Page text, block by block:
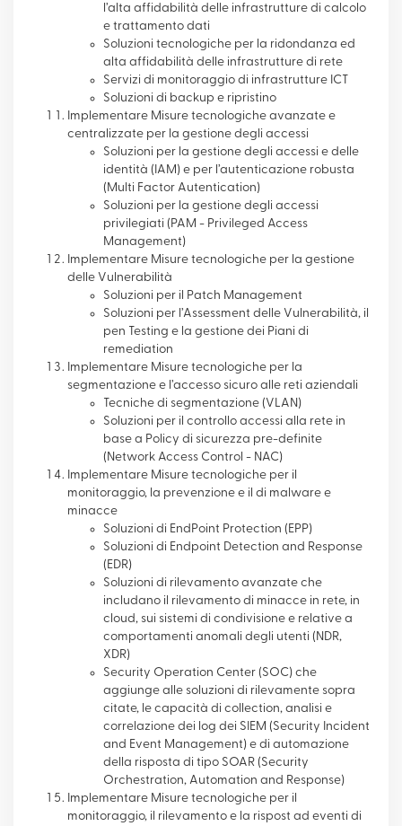
l’alta affidabilità delle infrastrutture di calcolo
e trattamento dati
Soluzioni tecnologiche per la ridondanza ed
alta affidabilità delle infrastrutture di rete
Servizi di monitoraggio di infrastrutture ICT
Soluzioni di backup e ripristino
Implementare Misure tecnologiche avanzate e
centralizzate per la gestione degli accessi
Soluzioni per la gestione degli accessi e delle
identità (IAM) e per l’autenticazione robusta
(Multi Factor Autentication)
Soluzioni per la gestione degli accessi
privilegiati (PAM - Privileged Access
Management)
Implementare Misure tecnologiche per la gestione
delle Vulnerabilità
Soluzioni per il Patch Management
Soluzioni per l’Assessment delle Vulnerabilità, il
pen Testing e la gestione dei Piani di
remediation
Implementare Misure tecnologiche per la
segmentazione e l’accesso sicuro alle reti aziendali
Tecniche di segmentazione (VLAN)
Soluzioni per il controllo accessi alla rete in
base a Policy di sicurezza pre-definite
(Network Access Control - NAC)
Implementare Misure tecnologiche per il
monitoraggio, la prevenzione e il di malware e
minacce
Soluzioni di EndPoint Protection (EPP)
Soluzioni di Endpoint Detection and Response
(EDR)
Soluzioni di rilevamento avanzate che
includano il rilevamento di minacce in rete, in
cloud, sui sistemi di condivisione e relative a
comportamenti anomali degli utenti (NDR,
XDR)
Security Operation Center (SOC) che
aggiunge alle soluzioni di rilevamente sopra
citate, le capacità di collection, analisi e
correlazione dei log dei SIEM (Security Incident
and Event Management) e di automazione
della risposta di tipo SOAR (Security
Orchestration, Automation and Response)
Implementare Misure tecnologiche per il
monitoraggio, il rilevamento e la rispost ad eventi di